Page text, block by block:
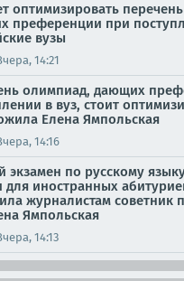
оптимизировать
преференции при
вузы
14:21
олимпиад, дающих
в вуз, стоит
Елена Ямпольская
14:16
экзамен по русскому
для иностранных
журналистам советник
Ямпольская
14:13